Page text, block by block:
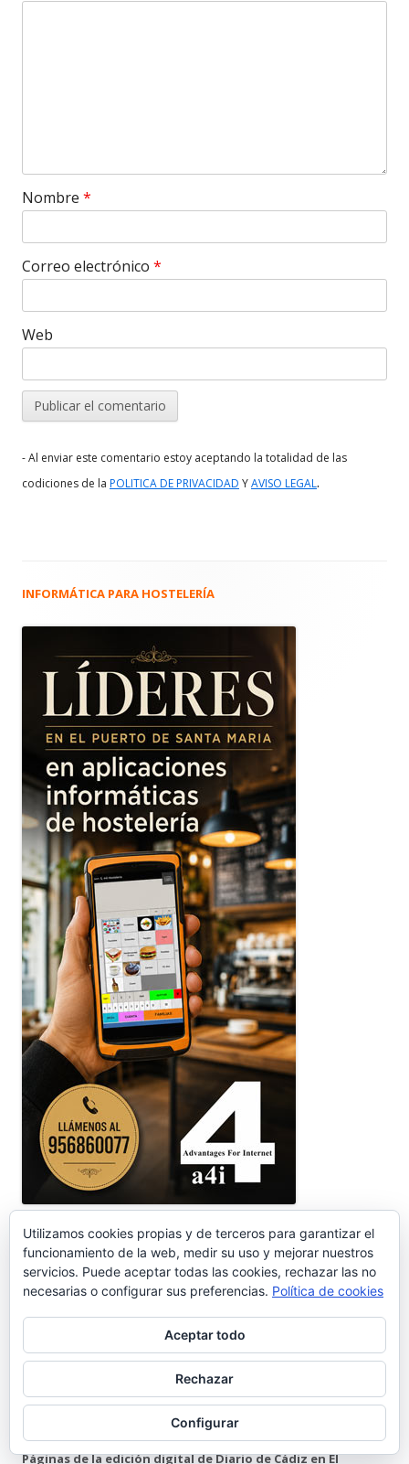
Nombre *
Correo electrónico *
Web
- Al enviar este comentario estoy aceptando la totalidad de las
codiciones de la POLITICA DE PRIVACIDAD YAVISO LEGAL.
Barra
principal
INFORMÁTICA PARA HOSTELERÍA
DIARIO DE CÁDIZ | EL PUERTO
Páginas de la edición digital de Diario de Cádiz en El
Utilizamos cookies propias y de terceros para garantizar el
funcionamiento de la web, medir su uso y mejorar nuestros
servicios. Puede aceptar todas las cookies, rechazar las no
necesarias o configurar sus preferencias. Política de cookies
Aceptar todo
Rechazar
Configurar